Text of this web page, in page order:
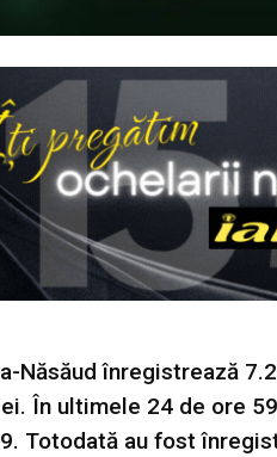
Năsăud înregistrează
În ultimele 24 de ore
Totodată au fost